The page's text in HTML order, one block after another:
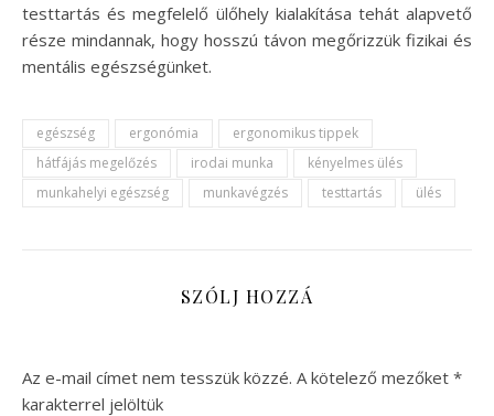
testtartás és megfelelő ülőhely kialakítása tehát alapvető
része mindannak, hogy hosszú távon megőrizzük fizikai és
mentális egészségünket.
egészség ergonómia
ergonomikus tippek
hátfájás megelőzés
irodai munka
kényelmes ülés
munkahelyi egészség
munkavégzés testtartás ülés
SZÓLJ HOZZÁ
Az e-mail címet nem tesszük közzé. A kötelező mezőket *
karakterrel jelöltük